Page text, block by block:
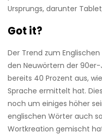
Ursprungs, darunter
Got it?
Der Trend zum
den Neuwörtern der
bereits 40 Prozent aus,
Sprache ermittelt hat.
noch um einiges höher
englischen Wörter auch
Wortkreation gemischt